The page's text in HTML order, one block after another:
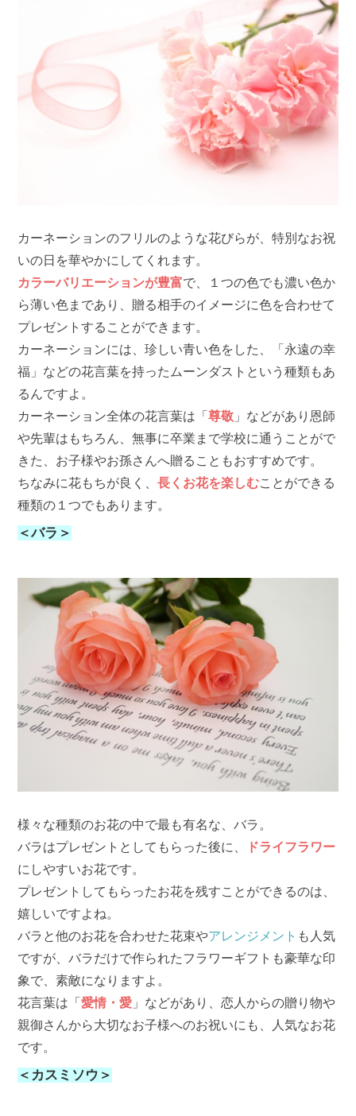
カーネーションのフリルのような花びらが、特別なお祝
いの日を華やかにしてくれます。
カラーバリエーションが豊富で、１つの色でも濃い色か
ら薄い色まであり、贈る相手のイメージに色を合わせて
プレゼントすることができます。
カーネーションには、珍しい青い色をした、「永遠の幸
福」などの花言葉を持ったムーンダストという種類もあ
るんですよ。
カーネーション全体の花言葉は「尊敬 」などがあり恩師
や先輩はもちろん、無事に卒業まで学校に通うことがで
きた、お子様やお孫さんへ贈ることもおすすめです。
ちなみに花もちが良く、長くお花を楽しむことができる
種類の１つでもあります。
＜バラ＞
様々な種類のお花の中で最も有名な、バラ。
バラはプレゼントとしてもらった後に、
ドライフラワー
にしやすいお花です。
プレゼントしてもらったお花を残すことができるのは、
嬉しいですよね。
バラと他のお花を合わせた花束やアレンジメント も人気
ですが、バラだけで作られたフラワーギフトも豪華な印
象で、素敵になりますよ。
花言葉は「愛情・愛 」などがあり、恋人からの贈り物や
親御さんから大切なお子様へのお祝いにも、人気なお花
です。
＜カスミソウ＞